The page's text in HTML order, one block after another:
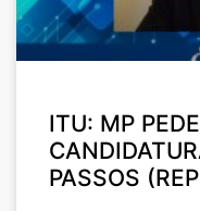
ITU: MP
PASSOS